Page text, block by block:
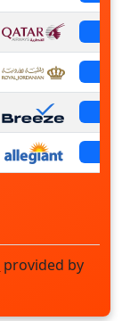
provided by